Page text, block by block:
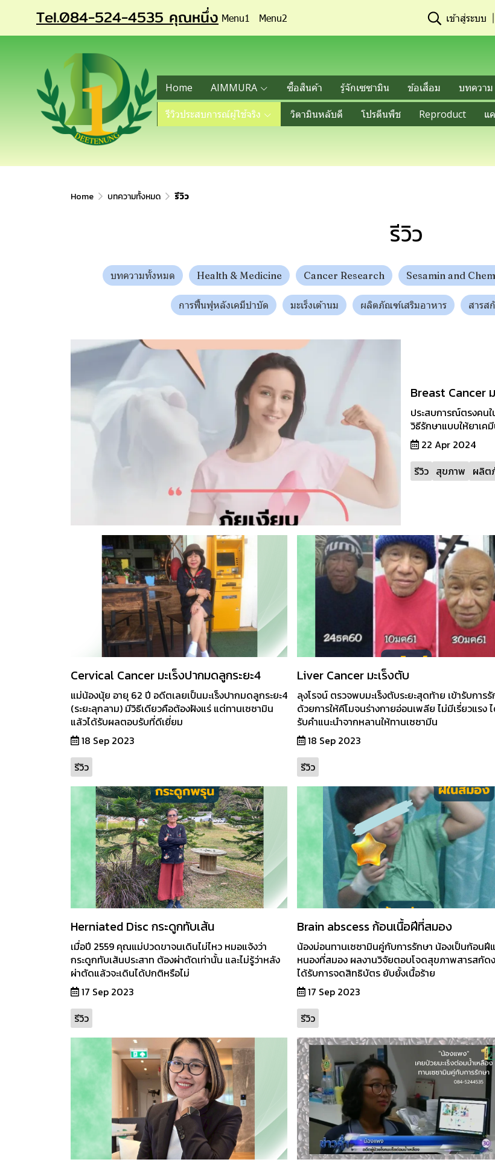
Tel.084-524-4535 คุณหนึ่ง Menu1 Menu2 เข้าสู่ระบบ
Home AIMMURA ซื้อสินค้า รู้จักเซซามิน ข้อเสื่อม บทความ
รีวิวประสบการณ์ผู้ใช้จริง
วิตามินหลับดี โปรตีนพืช Reproduct แ
Home บทความทั้งหมด รีวิว
รีวิว
บทความทั้งหมด Health & Medicine Cancer Research Sesamin and
การฟื้นฟูหลังเคมีบำบัด มะเร็งเต้านม ผลิตภัณฑ์เสริมอาหาร สารส
Breast Cancer
ประสบการณ์ตรงคนใ
วิธีรักษาแบบให้ยาเค
22 Apr 2024
รีวิว สุขภาพ ผลิต
Cervical Cancer มะเร็งปากมดลูกระยะ4
แม่น้องนุ้ย อายุ 62 ปี อดีตเลยเป็นมะเร็งปากมดลูกระยะ4
(ระยะลุกลาม) มีวิธีเดียวคือต้องฝังแร่ แต่ทานเซซามิน
แล้วได้รับผลตอบรับที่ดีเยี่ยม
18 Sep 2023
รีวิว
Liver Cancer มะเร็งตับ
ลุงโรจน์ ตรวจพบมะเร็งตับระยะสุดท้าย เข้ารับการรั
ด้วยการให้คีโมจนร่างกายอ่อนเพลีย ไม่มีเรี่ยวแรง
รับคำแนะนำจากหลานให้ทานเซซามีน
18 Sep 2023
รีวิว
Herniated Disc กระดูกทับเส้น
เมื่อปี 2559 คุณแม่ปวดขาจนเดินไม่ไหว หมอแจ้งว่า
กระดูกทับเส้นประสาท ต้องผ่าตัดเท่านั้น และไม่รู้ว่าหลัง
ผ่าตัดแล้วจะเดินได้ปกติหรือไม่
17 Sep 2023
รีวิว
Brain abscess ก้อนเนื้อฝีที่สมอง
น้องม่อนทานเซซามินคู่กับการรักษา น้องเป็นก้อนฝี
หนองที่สมอง ผลงานวิจัยตอบโจดสุขภาพสารสกัด
ได้รับการจดสิทธิบัตร ยับยั้งเนื้อร้าย
17 Sep 2023
รีวิว